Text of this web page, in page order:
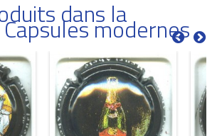
dans lamodernes